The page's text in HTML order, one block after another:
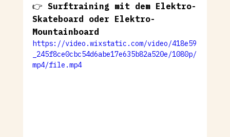
👉 Surftraining mit dem Elektro-
Skateboard oder Elektro-
Mountainboard
https://video.wixstatic.com/video/418e59
_245f8ce0cbc54d6abe17e635b82a520e/1080p/
mp4/file.mp4